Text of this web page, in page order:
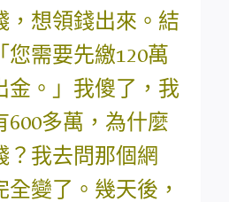
，想領錢出來。結
您需要先繳120萬
金。」我傻了，我
600多萬，為什麼
？我去問那個網
變了。幾天後，